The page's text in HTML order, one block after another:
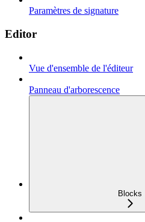
Paramètres de signature
Editor
Vue d'ensemble de l'éditeur
Panneau d'arborescence
Blocks